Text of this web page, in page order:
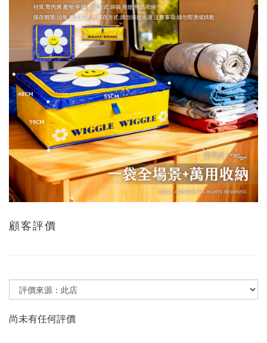
顧客評價
尚未有任何評價